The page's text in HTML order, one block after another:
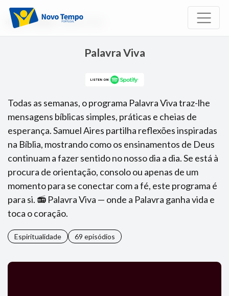
Início Rádio Palavra Viva
Palavra Viva
Todas as semanas, o programa Palavra Viva traz-lhe
mensagens bíblicas simples, práticas e cheias de
esperança. Samuel Aires partilha reflexões inspiradas
na Bíblia, mostrando como os ensinamentos de Deus
continuam a fazer sentido no nosso dia a dia. Se está à
procura de orientação, consolo ou apenas de um
momento para se conectar com a fé, este programa é
para si. 📻 Palavra Viva — onde a Palavra ganha vida e
toca o coração.
Espiritualidade 69 episódios